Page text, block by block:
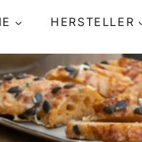
HERSTELLER